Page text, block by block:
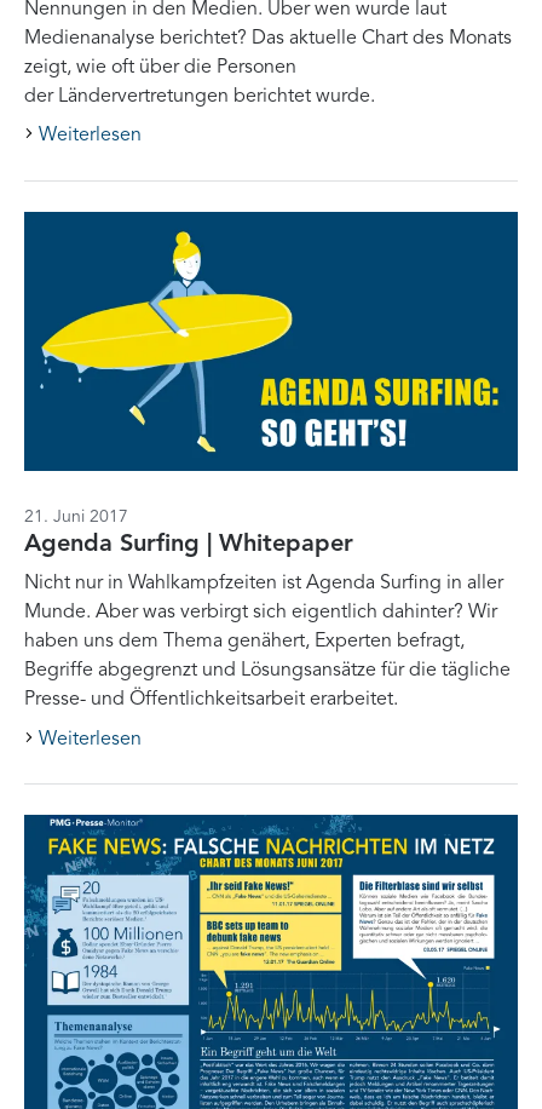
Nennungen in den Medien. Über wen wurde laut
Medienanalyse berichtet? Das aktuelle Chart des Monats
zeigt, wie oft über die Personen
der Ländervertretungen berichtet wurde.
Weiterlesen
21. Juni 2017
Agenda Surfing | Whitepaper
Nicht nur in Wahlkampfzeiten ist Agenda Surfing in aller
Munde. Aber was verbirgt sich eigentlich dahinter? Wir
haben uns dem Thema genähert, Experten befragt,
Begriffe abgegrenzt und Lösungsansätze für die tägliche
Presse- und Öffentlichkeitsarbeit erarbeitet.
Weiterlesen